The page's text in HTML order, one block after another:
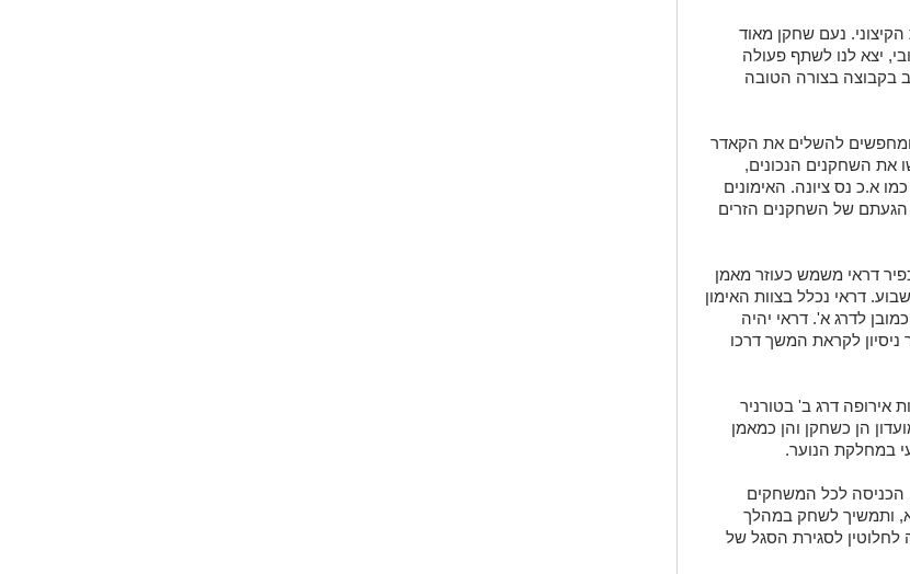
נעם שחקן מאוד
יצא לנו לשתף פעולה
בקבוצה בצורה הטובה
להשלים את הקאדר
את השחקנים הנכונים,
א.כ נס ציונה. האימונים
של השחקנים הזרים
דראי משמש כעוזר מאמן
אירופה עד גיל 18 שהחלה השבוע. דראי נכלל בצוות האימון
לדרג א'. דראי יהיה
לקראת המשך דרכו
אירופה דרג ב' בטורניר
הן כשחקן והן כמאמן
במחלקת הנוער.
הכניסה לכל המשחקים
ותמשיך לשחק במהלך
לסגירת הסגל של